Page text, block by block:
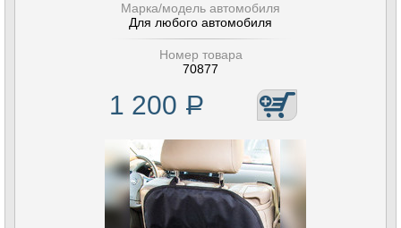
Марка/модель автомобиля
Для любого автомобиля
Номер товара
70877
1 200 Р